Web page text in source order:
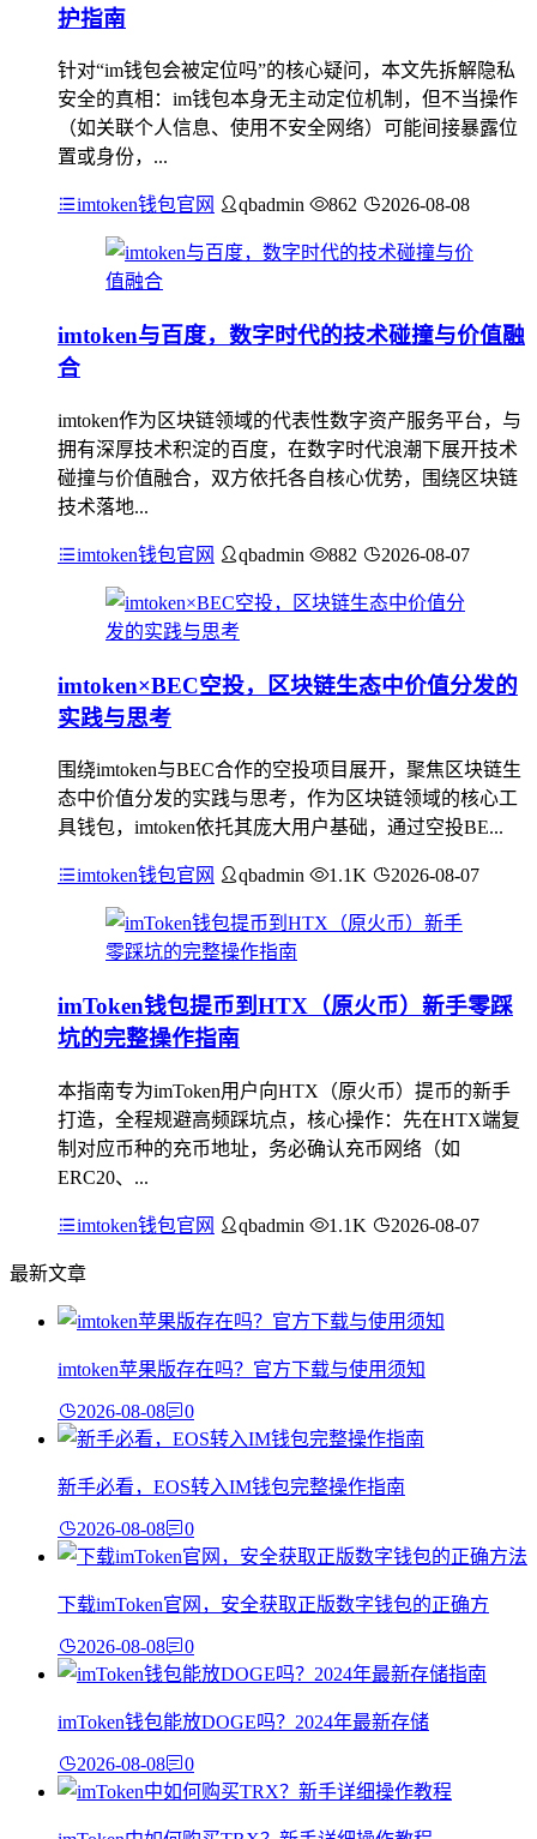
护指南
针对“im钱包会被定位吗”的核心疑问，本文先拆解隐私
安全的真相：im钱包本身无主动定位机制，但不当操作
（如关联个人信息、使用不安全网络）可能间接暴露位
置或身份，...
imtoken钱包官网 qbadmin 862 2026-08-08
imtoken与百度，数字时代的技术碰撞与价值融
合
imtoken作为区块链领域的代表性数字资产服务平台，与
拥有深厚技术积淀的百度，在数字时代浪潮下展开技术
碰撞与价值融合，双方依托各自核心优势，围绕区块链
技术落地...
imtoken钱包官网 qbadmin 882 2026-08-07
imtoken×BEC空投，区块链生态中价值分发的
实践与思考
围绕imtoken与BEC合作的空投项目展开，聚焦区块链生
态中价值分发的实践与思考，作为区块链领域的核心工
具钱包，imtoken依托其庞大用户基础，通过空投BE...
imtoken钱包官网 qbadmin 1.1K 2026-08-07
imToken钱包提币到HTX（原火币）新手零踩
坑的完整操作指南
本指南专为imToken用户向HTX（原火币）提币的新手
打造，全程规避高频踩坑点，核心操作：先在HTX端复
制对应币种的充币地址，务必确认充币网络（如
ERC20、...
imtoken钱包官网 qbadmin 1.1K 2026-08-07
最新文章
imtoken苹果版存在吗？官方下载与使用须知
2026-08-08 0
新手必看，EOS转入IM钱包完整操作指南
2026-08-08 0
下载imToken官网，安全获取正版数字钱包的正确方
2026-08-08 0
imToken钱包能放DOGE吗？2024年最新存储
2026-08-08 0